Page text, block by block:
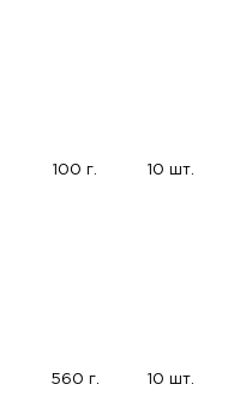
100 г. 10 шт.
560 г. 10 шт.